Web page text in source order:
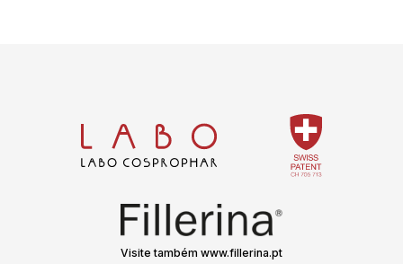
Visite também www.fillerina.pt